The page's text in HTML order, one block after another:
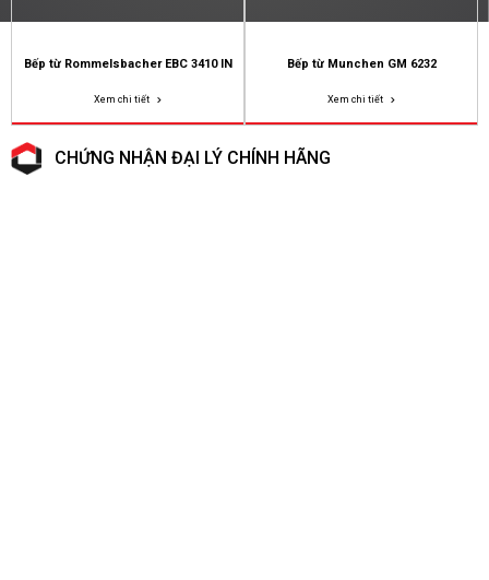
Bếp từ Rommelsbacher EBC 3410 IN
Xem chi tiết
Bếp từ Munchen GM 6232
Xem chi tiết
CHỨNG NHẬN ĐẠI LÝ CHÍNH HÃNG